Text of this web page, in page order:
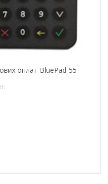
оплат BluePad-55